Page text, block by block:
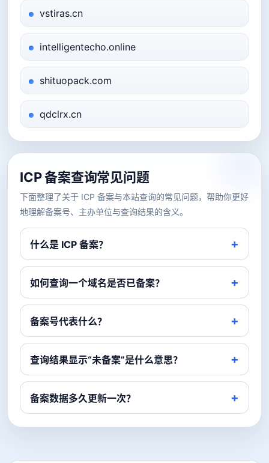
vstiras.cn
intelligentecho.online
shituopack.com
qdclrx.cn
ICP 备案查询常见问题
下面整理了关于 ICP 备案与本站查询的常见问题，帮助你更好
地理解备案号、主办单位与查询结果的含义。
什么是 ICP 备案？
如何查询一个域名是否已备案？
备案号代表什么？
查询结果显示“未备案”是什么意思？
备案数据多久更新一次？